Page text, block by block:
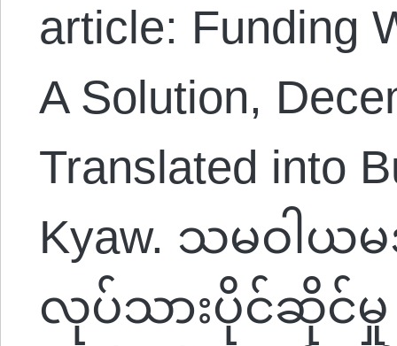
article: Funding
A Solution,
Translated into
Kyaw. သမဝါယ
လုပ်သားပိုင်ဆိုင်